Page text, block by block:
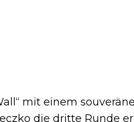
mit einem
die dritte Runde